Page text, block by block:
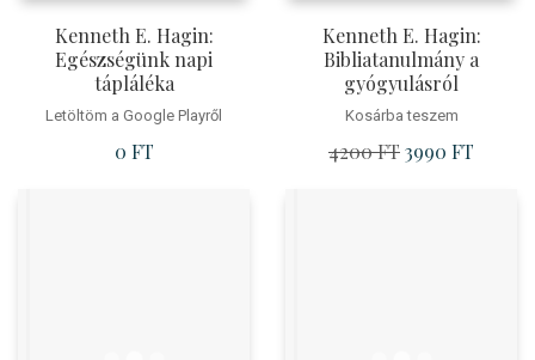
Kenneth E. Hagin:
Egészségünk napi
tápláléka
Letöltöm a Google Playről
0 FT
Kenneth E. Hagin:
Bibliatanulmány a
gyógyulásról
Kosárba teszem
4200FT Original
3990 FT